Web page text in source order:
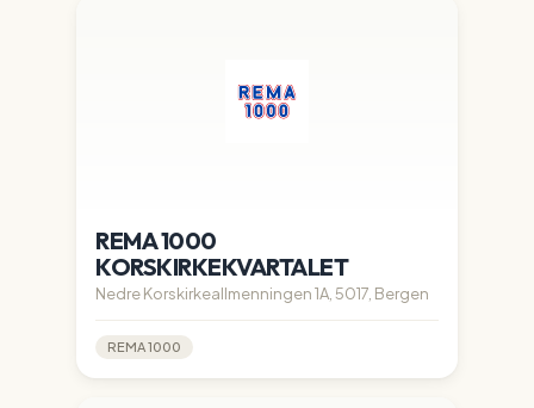
REMA 1000
KORSKIRKEKVARTALET
Nedre Korskirkeallmenningen 1A, 5017, Bergen
REMA 1000